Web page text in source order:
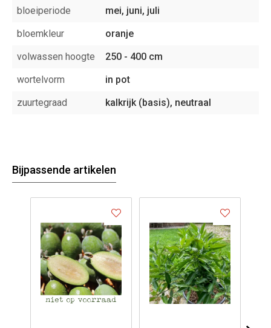
bloeiperiode
mei, juni, juli
bloemkleur
oranje
volwassen hoogte
250 - 400 cm
wortelvorm
in pot
zuurtegraad
kalkrijk (basis), neutraal
Bijpassende artikelen